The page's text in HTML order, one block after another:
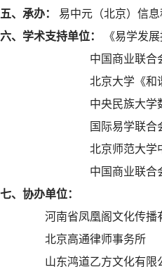
五、承办：
易中元（北京）信息
六、学术支持单位：
《易学发
中国商业联合
北京大学《和
中央民族大学
国际易学联合
北京师范大学
中国商业联合
七、协办单位：
河南省凤凰阁文化传播
北京高通律师事务所
山东鸿道乙方文化有限